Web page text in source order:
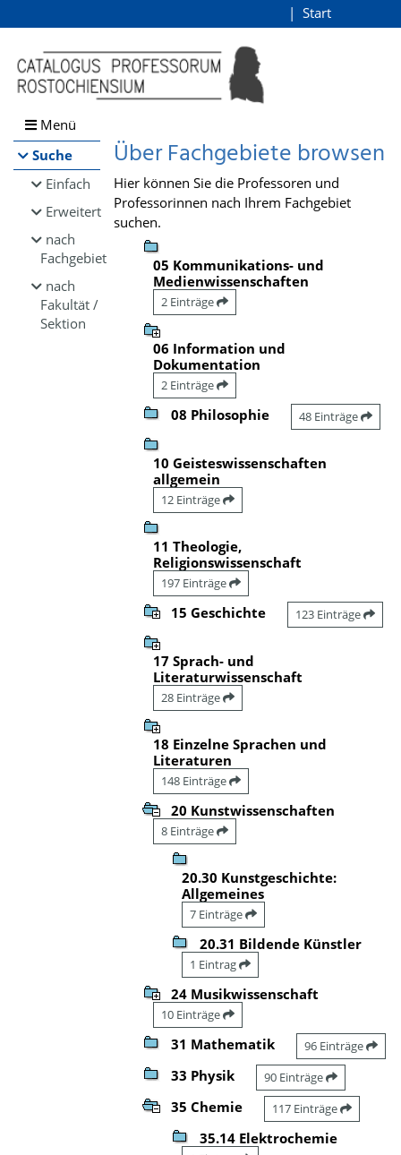
Browsen
direkt zum Inhalt
Start
Menü
Suche
Einfach
Erweitert
nach
Fachgebiet
nach
Fakultät /
Sektion
Über Fachgebiete browsen
Hier können Sie die Professoren und
Professorinnen nach Ihrem Fachgebiet
suchen.
05 Kommunikations- und
Medienwissenschaften
2 Einträge
06 Information und
Dokumentation
2 Einträge
08 Philosophie 48 Einträge
10 Geisteswissenschaften
allgemein
12 Einträge
11 Theologie,
Religionswissenschaft
197 Einträge
15 Geschichte 123 Einträge
17 Sprach- und
Literaturwissenschaft
28 Einträge
18 Einzelne Sprachen und
Literaturen
148 Einträge
20 Kunstwissenschaften
8 Einträge
20.30 Kunstgeschichte:
Allgemeines
7 Einträge
20.31 Bildende Künstler
1 Eintrag
24 Musikwissenschaft
10 Einträge
31 Mathematik 96 Einträge
33 Physik 90 Einträge
35 Chemie 117 Einträge
35.14 Elektrochemie